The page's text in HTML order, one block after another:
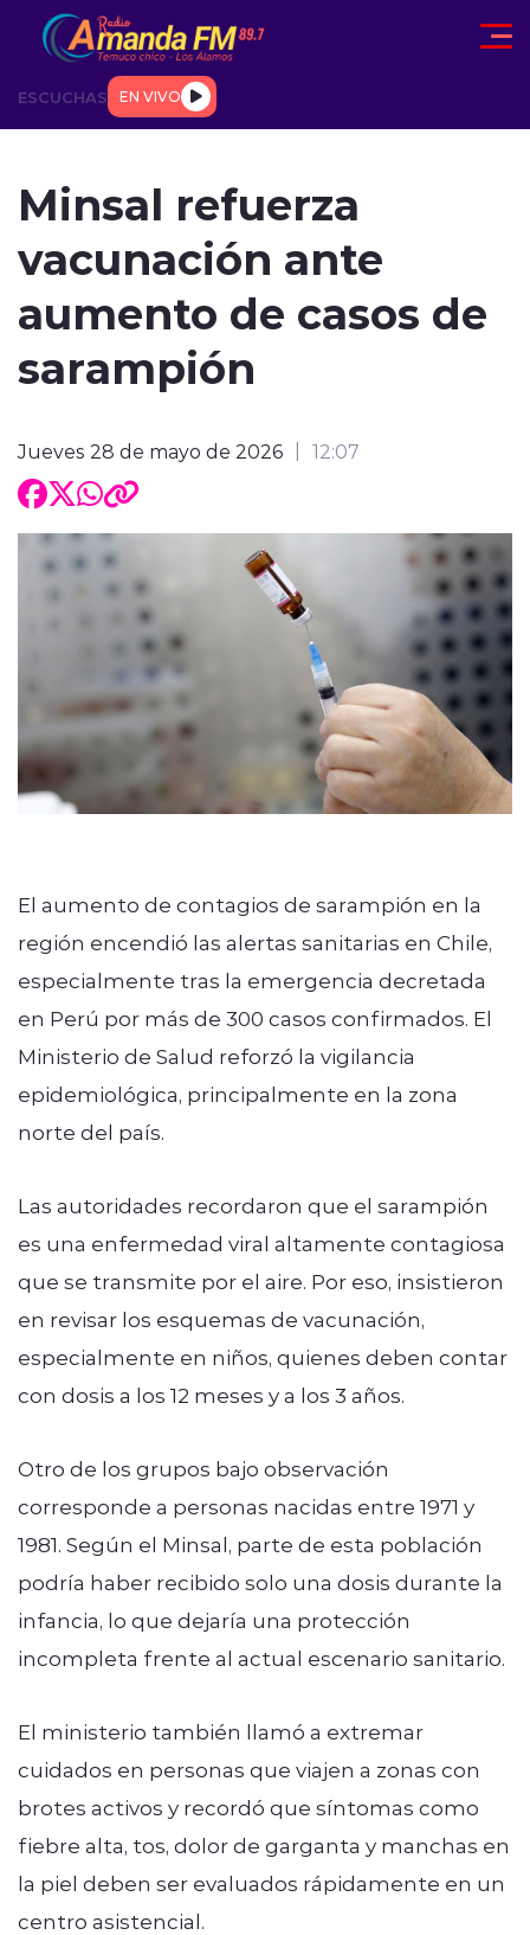
Click acá para ir directamente al contenido
ESCUCHAS EN VIVO
TENDENCIAS
modo claro
Minsal refuerza
vacunación ante
aumento de casos de
sarampión
Jueves 28 de mayo de 2026 12:07
El aumento de contagios de sarampión en la
región encendió las alertas sanitarias en Chile,
especialmente tras la emergencia decretada
en Perú por más de 300 casos confirmados. El
Ministerio de Salud reforzó la vigilancia
epidemiológica, principalmente en la zona
norte del país.
Las autoridades recordaron que el sarampión
es una enfermedad viral altamente contagiosa
que se transmite por el aire. Por eso, insistieron
en revisar los esquemas de vacunación,
especialmente en niños, quienes deben contar
con dosis a los 12 meses y a los 3 años.
Otro de los grupos bajo observación
corresponde a personas nacidas entre 1971 y
1981. Según el Minsal, parte de esta población
podría haber recibido solo una dosis durante la
infancia, lo que dejaría una protección
incompleta frente al actual escenario sanitario.
El ministerio también llamó a extremar
cuidados en personas que viajen a zonas con
brotes activos y recordó que síntomas como
fiebre alta, tos, dolor de garganta y manchas en
la piel deben ser evaluados rápidamente en un
centro asistencial.